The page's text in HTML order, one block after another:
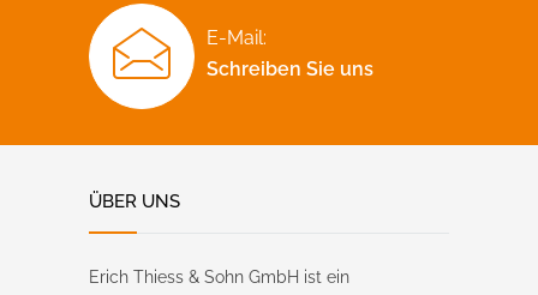
E-Mail:
Schreiben Sie uns
ÜBER UNS
Erich Thiess & Sohn GmbH ist ein